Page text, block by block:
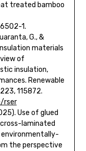
treated bamboo
1.
G., &
materials
of
insulation,
Renewable
115872.
rser
Use of glued
laminated
environmentally-
the perspective